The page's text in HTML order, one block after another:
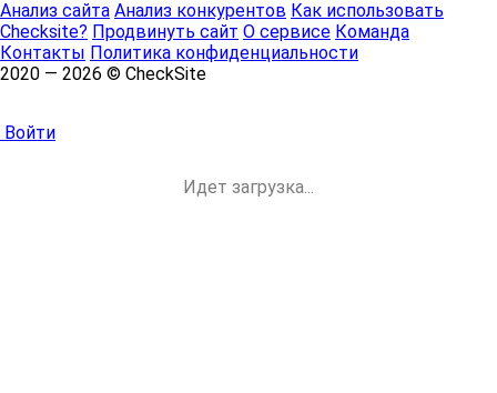
Анализ сайта Анализ конкурентов Как использовать
Checksite? Продвинуть сайт О сервисе Команда
Контакты Политика конфиденциальности
2020 — 2026 © CheckSite
Войти
Идет загрузка...